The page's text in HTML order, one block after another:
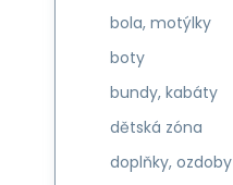
bola, motýlky
boty
bundy, kabáty
dětská zóna
doplňky, ozdoby